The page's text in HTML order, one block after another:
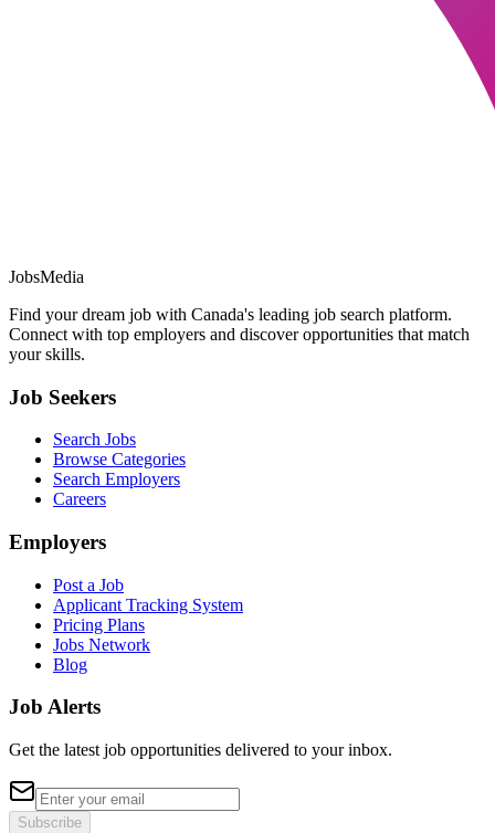
JobsMedia
Find your dream job with Canada's leading job search platform.
Connect with top employers and discover opportunities that match
your skills.
Job Seekers
Search Jobs
Browse Categories
Search Employers
Careers
Employers
Post a Job
Applicant Tracking System
Pricing Plans
Jobs Network
Blog
Job Alerts
Get the latest job opportunities delivered to your inbox.
Subscribe